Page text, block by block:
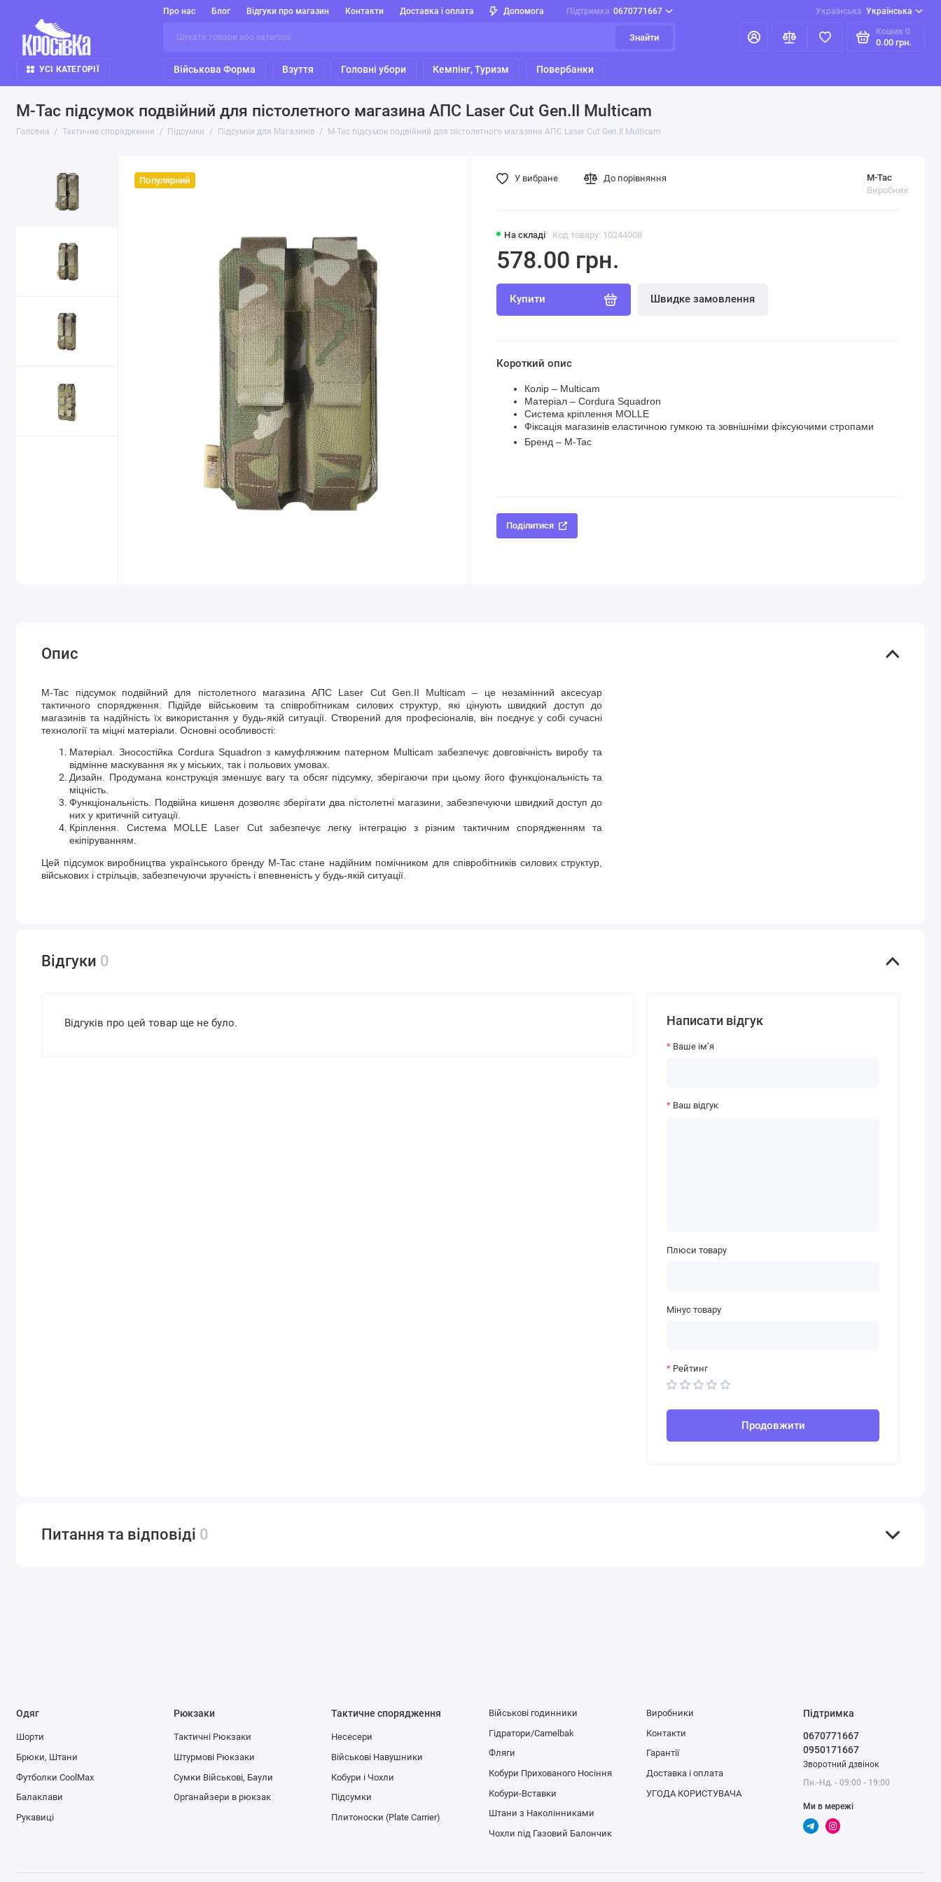
Про нас Блог Відгуки про магазин Контакти Доставка і оплата Допомога Підтримка 0670771667 Українська Українська
Знайти
Кошик 0
0.00 грн.
УСІ КАТЕГОРІЇ Військова Форма Взуття Головні убори Кемпінг, Туризм Повербанки
M-Tac підсумок подвійний для пістолетного магазина АПС Laser Cut Gen.II Multicam
Головна Тактичне спорядження Підсумки Підсумки для Магазинів M-Tac підсумок подвійний для пістолетного магазина АПС Laser Cut Gen.II Multicam
Популярний
На складі Код товару: 10244008
M-Tac
Виробник
578.00 грн.
Купити Швидке замовлення
У вибране До порівняння
Короткий опис
Колір – Multicam
Матеріал – Сordura Squadron
Система кріплення MOLLE
Фіксація магазинів еластичною гумкою та зовнішніми фіксуючими стропами
Бренд – M-Tac
Поділитися
Опис
M-Tac підсумок подвійний для пістолетного магазина АПС Laser Cut Gen.II Multicam – це незамінний аксесуар
тактичного спорядження. Підійде військовим та співробітникам силових структур, які цінують швидкий доступ до
магазинів та надійність їх використання у будь-якій ситуації. Створений для професіоналів, він поєднує у собі сучасні
технології та міцні матеріали. Основні особливості:
Матеріал. Зносостійка Сordura Squadron з камуфляжним патерном Multicam забезпечує довговічність виробу та
відмінне маскування як у міських, так і польових умовах.
Дизайн. Продумана конструкція зменшує вагу та обсяг підсумку, зберігаючи при цьому його функціональність та
міцність.
Функціональність. Подвійна кишеня дозволяє зберігати два пістолетні магазини, забезпечуючи швидкий доступ до
них у критичній ситуації.
Кріплення. Система MOLLE Laser Cut забезпечує легку інтеграцію з різним тактичним спорядженням та
екіпіруванням.
Цей підсумок виробництва українського бренду M-Tac стане надійним помічником для співробітників силових структур,
військових і стрільців, забезпечуючи зручність і впевненість у будь-якій ситуації.
Відгуки 0
Відгуків про цей товар ще не було. Написати відгук
Ваше ім’я
Ваш відгук
Плюси товару
Мінус товару
Рейтинг
Продовжити
Питання та відповіді 0
Одяг
Шорти
Брюки, Штани
Футболки CoolMax
Балаклави
Рукавиці
Рюкзаки
Тактичні Рюкзаки
Штурмові Рюкзаки
Сумки Військові, Баули
Органайзери в рюкзак
Тактичне спорядження
Несесери
Військові Навушники
Кобури і Чохли
Підсумки
Плитоноски (Plate Carrier)
Військові годинники
Гідратори/Camelbak
Фляги
Кобури Прихованого Носіння
Кобури-Вставки
Штани з Наколінниками
Чохли під Газовий Балончик
Виробники
Контакти
Гарантії
Доставка і оплата
УГОДА КОРИСТУВАЧА
Підтримка
0670771667
0950171667
Зворотний дзвінок
Пн.-Нд. - 09:00 - 19:00
Ми в мережі